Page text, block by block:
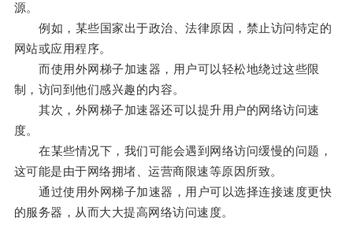
源。
例如，某些国家出于政治、法律原因，禁止访问特定的
网站或应用程序。
而使用外网梯子加速器，用户可以轻松地绕过这些限
制，访问到他们感兴趣的内容。
其次，外网梯子加速器还可以提升用户的网络访问速
度。
在某些情况下，我们可能会遇到网络访问缓慢的问题，
这可能是由于网络拥堵、运营商限速等原因所致。
通过使用外网梯子加速器，用户可以选择连接速度更快
的服务器，从而大大提高网络访问速度。